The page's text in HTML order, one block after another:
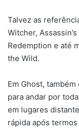
Talvez as
Witcher,
Redemption e até
the Wild.
Em Ghost,
para andar por
em lugares
rápida após